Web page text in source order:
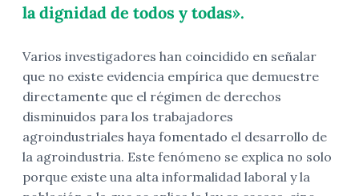
la dignidad de todos y todas».
Varios investigadores han coincidido en señalar
que no existe evidencia empírica que demuestre
directamente que el régimen de derechos
disminuidos para los trabajadores
agroindustriales haya fomentado el desarrollo de
la agroindustria. Este fenómeno se explica no solo
porque existe una alta informalidad laboral y la